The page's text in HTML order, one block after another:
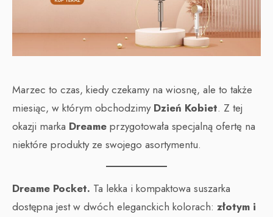
Marzec to czas, kiedy czekamy na wiosnę, ale to także
miesiąc, w którym obchodzimy Dzień Kobiet. Z tej
okazji marka Dreame przygotowała specjalną ofertę na
niektóre produkty ze swojego asortymentu.
Dreame Pocket. Ta lekka i kompaktowa suszarka
dostępna jest w dwóch eleganckich kolorach: złotym i